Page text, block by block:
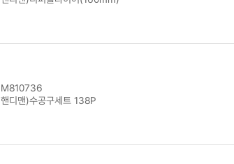
M810736
핸디맨)수공구세트 138P